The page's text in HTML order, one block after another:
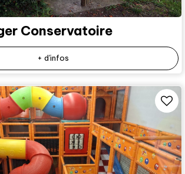
Conservatoire
+ d'infos